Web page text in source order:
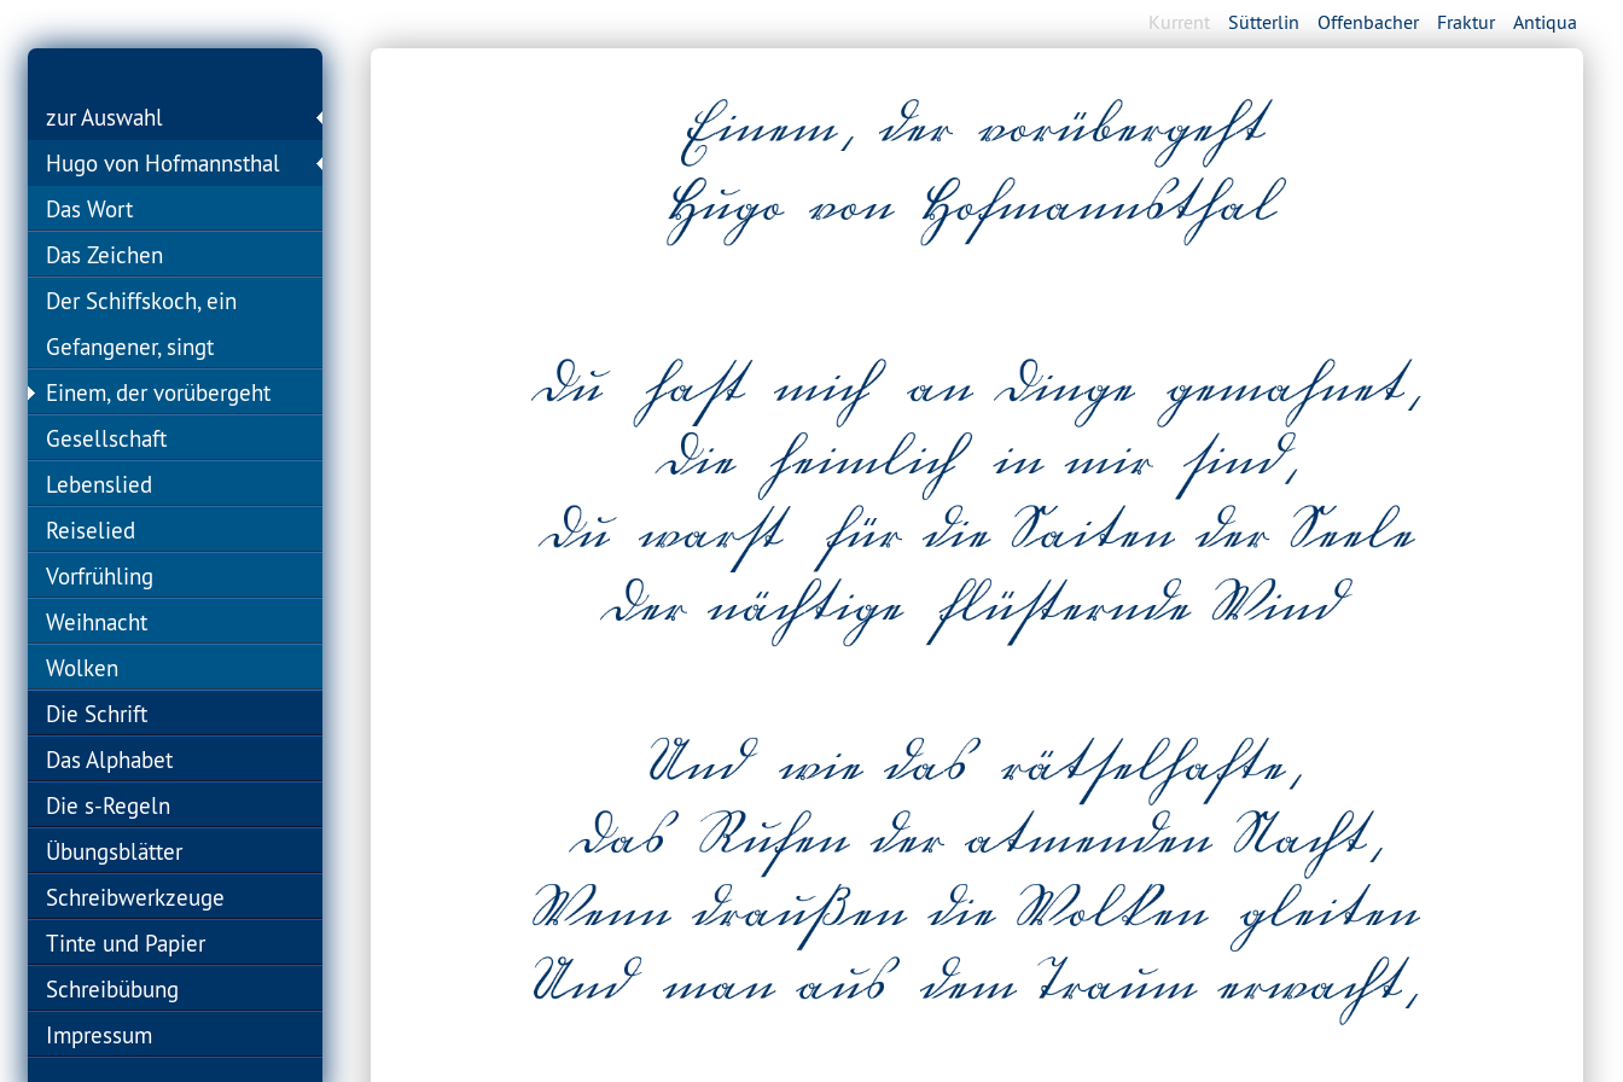
Kurrent Sütterlin Offenbacher Fraktur Antiqua
zur Auswahl
Hugo von Hofmannsthal
Das Wort
Das Zeichen
Der Schiffskoch, ein
Gefangener, singt
Einem, der vorübergeht
Gesellschaft
Lebenslied
Reiselied
Vorfrühling
Weihnacht
Wolken
Die Schrift
Das Alphabet
Die s-Regeln
Übungsblätter
Schreibwerkzeuge
Tinte und Papier
Schreibübung
Impressum